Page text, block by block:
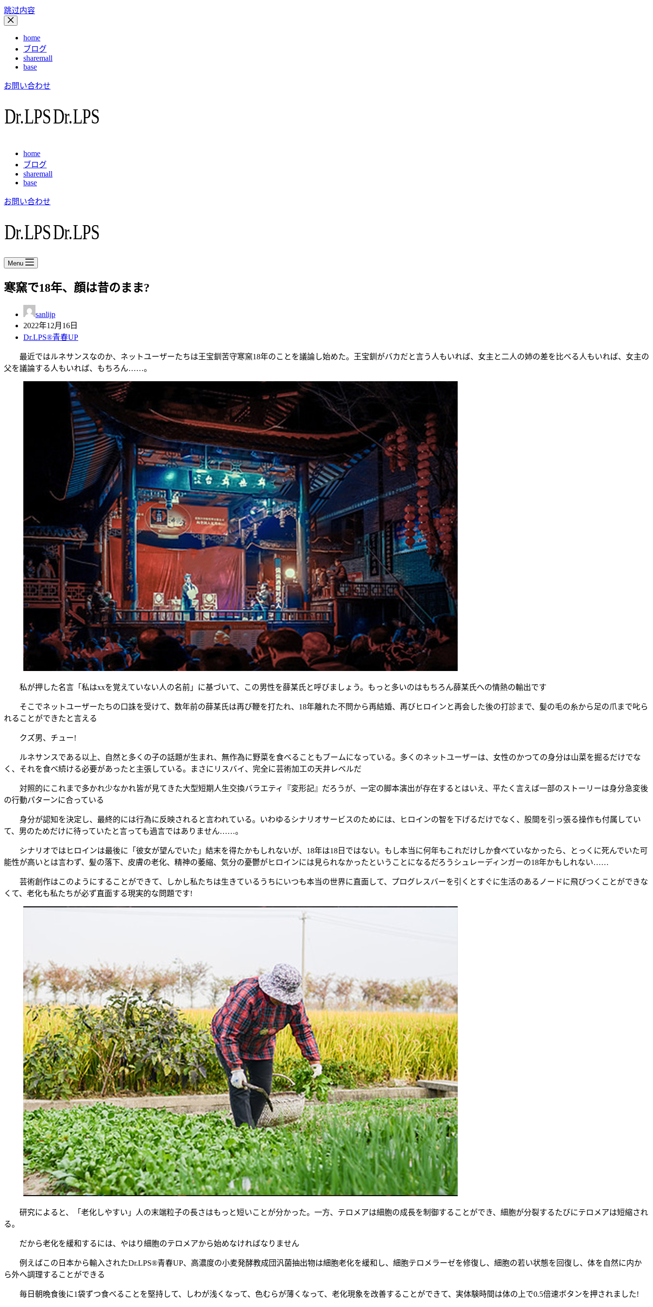
跳过内容
home
ブログ
sharemall
base
お問い合わせ
home
ブログ
sharemall
base
お問い合わせ
Menu
寒窯で18年、顔は昔のまま?
sanlijp
2022年12月16日
Dr.LPS®青春UP
最近ではルネサンスなのか、ネットユーザーたちは王宝釧苦守寒窯18年のことを議論し始めた。王宝釧がバカだと言う人もいれば、女主と二人の姉の差を比べる人もいれば、女主の
父を議論する人もいれば、もちろん……。
私が押した名言「私はxxを覚えていない人の名前」に基づいて、この男性を薛某氏と呼びましょう。もっと多いのはもちろん薛某氏への情熱の輸出です
そこでネットユーザーたちの口誅を受けて、数年前の薛某氏は再び鞭を打たれ、18年離れた不問から再結婚、再びヒロインと再会した後の打診まで、髪の毛の糸から足の爪まで叱ら
れることができたと言える
クズ男、チュー!
ルネサンスである以上、自然と多くの子の話題が生まれ、無作為に野菜を食べることもブームになっている。多くのネットユーザーは、女性のかつての身分は山菜を掘るだけでな
く、それを食べ続ける必要があったと主張している。まさにリスバイ、完全に芸術加工の天井レベルだ
対照的にこれまで多かれ少なかれ皆が見てきた大型短期人生交換バラエティ『変形記』だろうが、一定の脚本演出が存在するとはいえ、平たく言えば一部のストーリーは身分急変後
の行動パターンに合っている
身分が認知を決定し、最終的には行為に反映されると言われている。いわゆるシナリオサービスのためには、ヒロインの智を下げるだけでなく、股間を引っ張る操作も付属してい
て、男のためだけに待っていたと言っても過言ではありません……。
シナリオではヒロインは最後に「彼女が望んでいた」結末を得たかもしれないが、18年は18日ではない。もし本当に何年もこれだけしか食べていなかったら、とっくに死んでいた可
能性が高いとは言わず、髪の落下、皮膚の老化、精神の萎縮、気分の憂鬱がヒロインには見られなかったということになるだろうシュレーディンガーの18年かもしれない……
芸術創作はこのようにすることができて、しかし私たちは生きているうちにいつも本当の世界に直面して、プログレスバーを引くとすぐに生活のあるノードに飛びつくことができな
くて、老化も私たちが必ず直面する現実的な問題です!
研究によると、「老化しやすい」人の末端粒子の長さはもっと短いことが分かった。一方、テロメアは細胞の成長を制御することができ、細胞が分裂するたびにテロメアは短縮され
る。
だから老化を緩和するには、やはり細胞のテロメアから始めなければなりません
例えばこの日本から輸入されたDr.LPS®青春UP、高濃度の小麦発酵教成団汎菌抽出物は細胞老化を緩和し、細胞テロメラーゼを修復し、細胞の若い状態を回復し、体を自然に内か
ら外へ調理することができる
毎日朝晩食後に1袋ずつ食べることを堅持して、しわが浅くなって、色むらが薄くなって、老化現象を改善することができて、実体験時間は体の上で0.5倍速ボタンを押されました!